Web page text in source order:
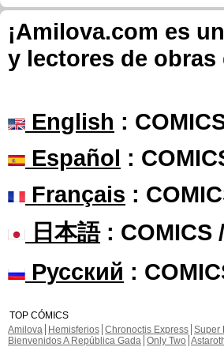
¡Amilova.com es
y lectores de obras
English :
Español :
Français :
日本語: COMICS
Русский :
TOP CÓMICS
Amilova
Hemisferios Chronoctis Express Super
Bienvenidos A República Gada Only Two